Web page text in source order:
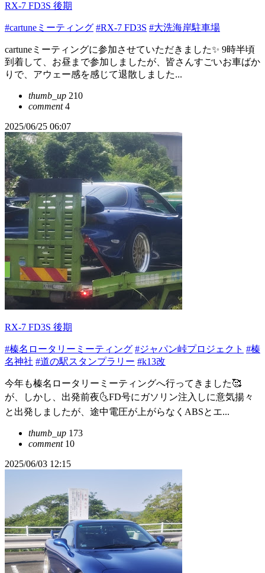
RX-7 FD3S 後期
#cartuneミーティング #RX-7 FD3S #大洗海岸駐車場
cartuneミーティングに参加させていただきました✨ 9時半頃
到着して、お昼まで参加しましたが、皆さんすごいお車ばか
りで、アウェー感を感じて退散しました...
thumb_up 210
comment4
2025/06/25 06:07
RX-7 FD3S 後期
#榛名ロータリーミーティング #ジャパン峠プロジェクト #榛
名神社 #道の駅スタンプラリー #k13改
今年も榛名ロータリーミーティングへ行ってきました🥰
が、しかし、出発前夜🌜FD号にガソリン注入しに意気揚々
と出発しましたが、途中電圧が上がらなくABSとエ...
thumb_up 173
comment10
2025/06/03 12:15